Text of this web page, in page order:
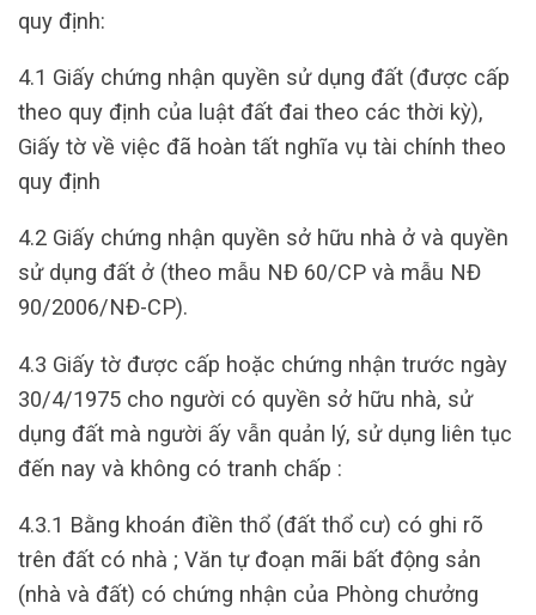
quy định:
4.1 Giấy chứng nhận quyền sử dụng đất (được cấp
theo quy định của luật đất đai theo các thời kỳ),
Giấy tờ về việc đã hoàn tất nghĩa vụ tài chính theo
quy định
4.2 Giấy chứng nhận quyền sở hữu nhà ở và quyền
sử dụng đất ở (theo mẫu NĐ 60/CP và mẫu NĐ
90/2006/NĐ-CP).
4.3 Giấy tờ được cấp hoặc chứng nhận trước ngày
30/4/1975 cho người có quyền sở hữu nhà, sử
dụng đất mà người ấy vẫn quản lý, sử dụng liên tục
đến nay và không có tranh chấp :
4.3.1 Bằng khoán điền thổ (đất thổ cư) có ghi rõ
trên đất có nhà ; Văn tự đoạn mãi bất động sản
(nhà và đất) có chứng nhận của Phòng chưởng